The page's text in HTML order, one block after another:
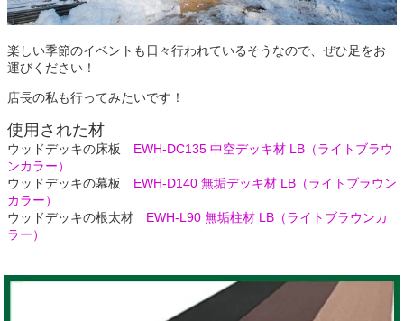
楽しい季節のイベントも日々行われているそうなので、ぜひ足をお
運びください！
店長の私も行ってみたいです！
使用された材
ウッドデッキの床板 EWH-DC135 中空デッキ材 LB（ライトブラウ
ンカラー）
ウッドデッキの幕板 EWH-D140 無垢デッキ材 LB（ライトブラウン
カラー）
ウッドデッキの根太材 EWH-L90 無垢柱材 LB（ライトブラウンカ
ラー）